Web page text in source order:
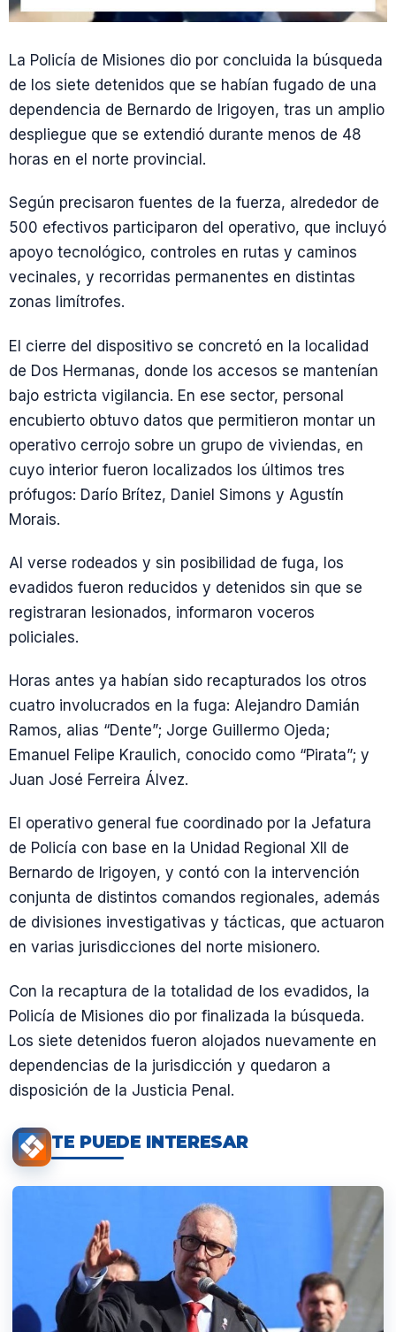
La Policía de Misiones dio por concluida la búsqueda
de los siete detenidos que se habían fugado de una
dependencia de Bernardo de Irigoyen, tras un amplio
despliegue que se extendió durante menos de 48
horas en el norte provincial.
Según precisaron fuentes de la fuerza, alrededor de
500 efectivos participaron del operativo, que incluyó
apoyo tecnológico, controles en rutas y caminos
vecinales, y recorridas permanentes en distintas
zonas limítrofes.
El cierre del dispositivo se concretó en la localidad
de Dos Hermanas, donde los accesos se mantenían
bajo estricta vigilancia. En ese sector, personal
encubierto obtuvo datos que permitieron montar un
operativo cerrojo sobre un grupo de viviendas, en
cuyo interior fueron localizados los últimos tres
prófugos: Darío Brítez, Daniel Simons y Agustín
Morais.
Al verse rodeados y sin posibilidad de fuga, los
evadidos fueron reducidos y detenidos sin que se
registraran lesionados, informaron voceros
policiales.
Horas antes ya habían sido recapturados los otros
cuatro involucrados en la fuga: Alejandro Damián
Ramos, alias “Dente”; Jorge Guillermo Ojeda;
Emanuel Felipe Kraulich, conocido como “Pirata”; y
Juan José Ferreira Álvez.
El operativo general fue coordinado por la Jefatura
de Policía con base en la Unidad Regional XII de
Bernardo de Irigoyen, y contó con la intervención
conjunta de distintos comandos regionales, además
de divisiones investigativas y tácticas, que actuaron
en varias jurisdicciones del norte misionero.
Con la recaptura de la totalidad de los evadidos, la
Policía de Misiones dio por finalizada la búsqueda.
Los siete detenidos fueron alojados nuevamente en
dependencias de la jurisdicción y quedaron a
disposición de la Justicia Penal.
TE PUEDE INTERESAR